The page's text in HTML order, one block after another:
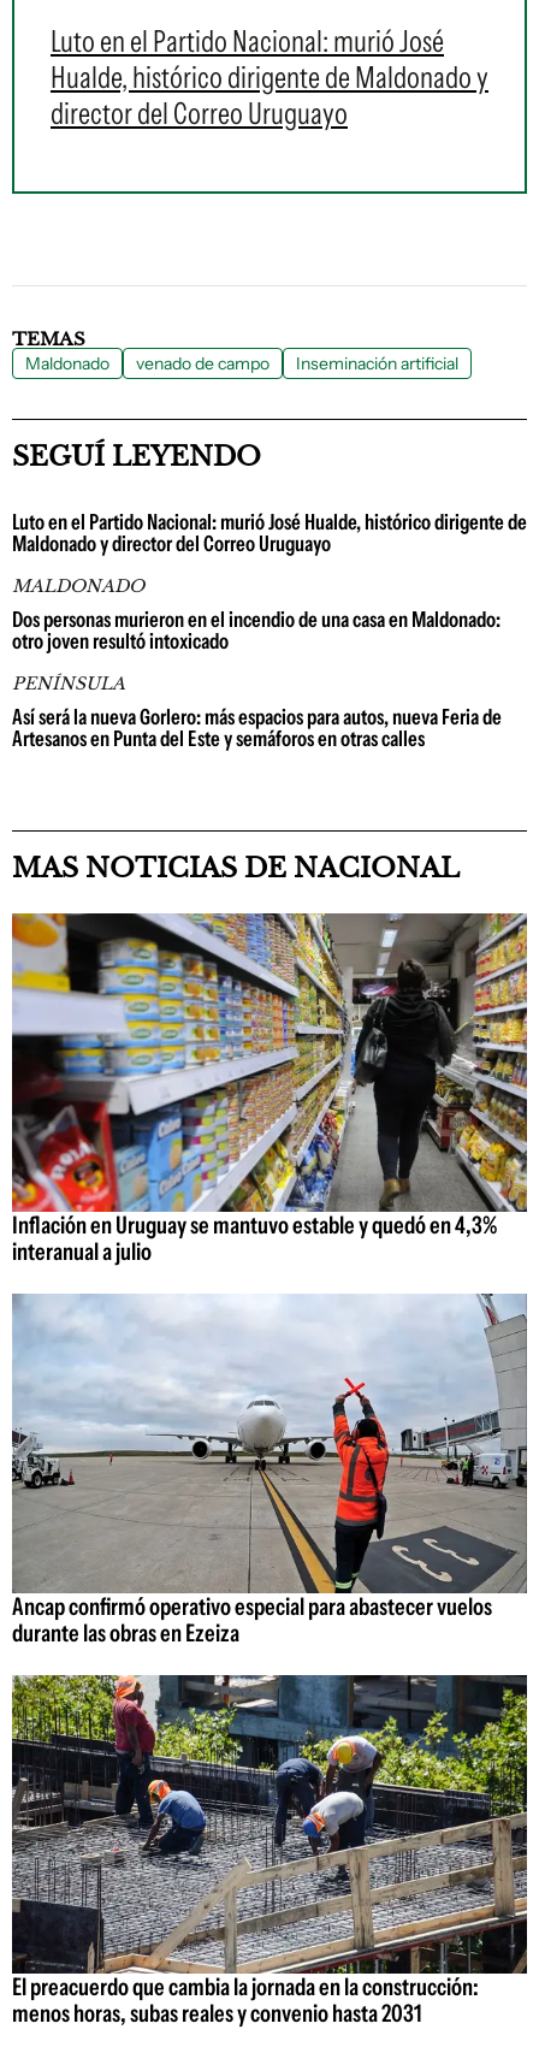
Luto en el Partido Nacional: murió José
Hualde, histórico dirigente de Maldonado y
director del Correo Uruguayo
TEMAS
Maldonado venado de campo Inseminación artificial
SEGUÍ LEYENDO
Luto en el Partido Nacional: murió José Hualde, histórico dirigente de
Maldonado y director del Correo Uruguayo
MALDONADO
Dos personas murieron en el incendio de una casa en Maldonado:
otro joven resultó intoxicado
PENÍNSULA
Así será la nueva Gorlero: más espacios para autos, nueva Feria de
Artesanos en Punta del Este y semáforos en otras calles
MAS NOTICIAS DE NACIONAL
Inflación en Uruguay se mantuvo estable y quedó en 4,3%
interanual a julio
Ancap confirmó operativo especial para abastecer vuelos
durante las obras en Ezeiza
El preacuerdo que cambia la jornada en la construcción:
menos horas, subas reales y convenio hasta 2031